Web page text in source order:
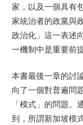
家，以及一個具有
家統治者的政黨與
政治化」這一表述
一機制中是重要前提
本書最後一章的討
向了一個對普遍問
「模式」的問題
到，所謂新加坡模